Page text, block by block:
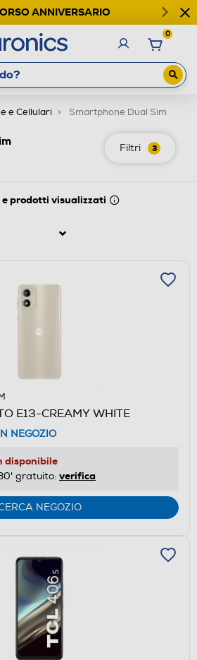
ANNIVERSARIO
0
e Cellulari Smartphone Dual Sim
Filtri 3
e prodotti visualizzati
E13-CREAMY WHITE
NEGOZIO
disponibile
gratuito: verifica
NEGOZIO